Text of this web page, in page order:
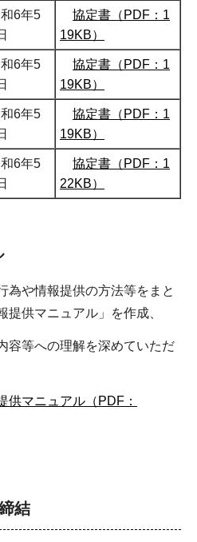
6年5
協定書（PDF：1
19KB）
6年5
協定書（PDF：1
19KB）
6年5
協定書（PDF：1
19KB）
6年5
協定書（PDF：1
22KB）
や情報提供の⽅法等をまと
供マニュアル」を作成、
容等への理解を深めていただ
供マニュアル（PDF：
結